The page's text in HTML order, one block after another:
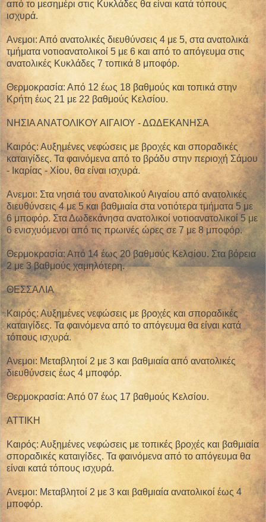
από το μεσημέρι στις Κυκλάδες θα είναι κατά τόπους
ισχυρά.
Ανεμοι: Από ανατολικές διευθύνσεις 4 με 5, στα ανατολικά
τμήματα νοτιοανατολικοί 5 με 6 και από το απόγευμα στις
ανατολικές Κυκλάδες 7 τοπικά 8 μποφόρ.
Θερμοκρασία: Από 12 έως 18 βαθμούς και τοπικά στην
Κρήτη έως 21 με 22 βαθμούς Κελσίου.
ΝΗΣΙΑ ΑΝΑΤΟΛΙΚΟΥ ΑΙΓΑΙΟΥ - ΔΩΔΕΚΑΝΗΣΑ
Καιρός: Αυξημένες νεφώσεις με βροχές και σποραδικές
καταιγίδες. Τα φαινόμενα από το βράδυ στην περιοχή Σάμου
- Ικαρίας - Χίου, θα είναι ισχυρά.
Ανεμοι: Στα νησιά του ανατολικού Αιγαίου από ανατολικές
διευθύνσεις 4 με 5 και βαθμιαία στα νοτιότερα τμήματα 5 με
6 μποφόρ. Στα Δωδεκάνησα ανατολικοί νοτιοανατολικοί 5 με
6 ενισχυόμενοι από τις πρωινές ώρες σε 7 με 8 μποφόρ.
Θερμοκρασία: Από 14 έως 20 βαθμούς Κελσίου. Στα βόρεια
2 με 3 βαθμούς χαμηλότερη.
ΘΕΣΣΑΛΙΑ
Καιρός: Αυξημένες νεφώσεις με βροχές και σποραδικές
καταιγίδες. Τα φαινόμενα από το απόγευμα θα είναι κατά
τόπους ισχυρά.
Ανεμοι: Μεταβλητοί 2 με 3 και βαθμιαία από ανατολικές
διευθύνσεις έως 4 μποφόρ.
Θερμοκρασία: Από 07 έως 17 βαθμούς Κελσίου.
ΑΤΤΙΚΗ
Καιρός: Αυξημένες νεφώσεις με τοπικές βροχές και βαθμιαία
σποραδικές καταιγίδες. Τα φαινόμενα από το απόγευμα θα
είναι κατά τόπους ισχυρά.
Ανεμοι: Μεταβλητοί 2 με 3 και βαθμιαία ανατολικοί έως 4
μποφόρ.